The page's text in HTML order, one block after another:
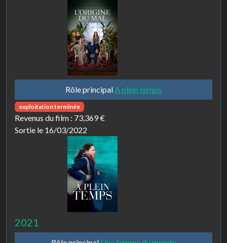
Rôle principal A plein temps
exploitation terminée
Revenus du film : 73,369 €
Sortie le 16/03/2022
2021